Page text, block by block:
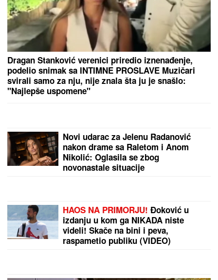
SKANDAL NA BALKANU!Otkriveno čiji je dron koji
je pao u Bugarskoj – Ambasador HITNO POZVAN NA
RAPORT!
Zbog pevačice je ostavio ženu i
dvoje dece: Nakon razvoda dobili i